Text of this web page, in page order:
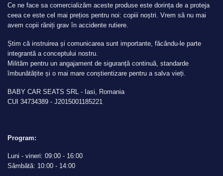
Ce ne face sa comercializăm aceste produse este dorința de a proteja
ceea ce este cel mai prețios pentru noi: copiii noștri. Vrem să nu mai
avem copii răniți grav în accidente rutiere.
Știm că instruirea și comunicarea sunt importante, făcându-le parte
integrantă a conceptului nostru.
Milităm pentru un angajament de siguranță continuă, standarde
îmbunătățite și o mai mare conștientizare pentru a salva vieți.
BABY CAR SEATS SRL - Iasi, Romania
CUI 34734389 - J2015001185221
Program:
Luni - vineri: 09:00 - 16:00
Sâmbătă: 10:00 - 14:00